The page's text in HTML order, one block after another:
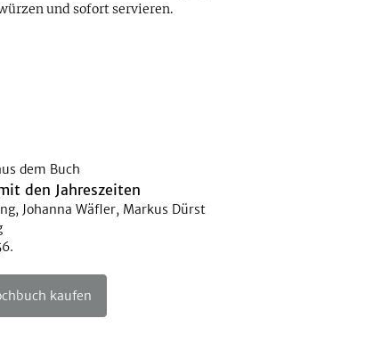
und sofort servieren.
dem Buch
den Jahreszeiten
Johanna Wäfler, Markus Dürst
kaufen